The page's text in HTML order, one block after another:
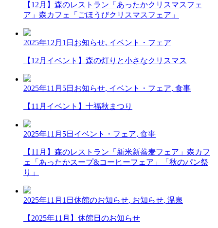
【12月】森のレストラン「あったかクリスマスフェ
ア」森カフェ「ごほうびクリスマスフェア」
2025年12月1日 お知らせ, イベント・フェア
【12月イベント】森の灯りと小さなクリスマス
2025年11月5日 お知らせ, イベント・フェア, 食事
【11月イベント】十福秋まつり
2025年11月5日 イベント・フェア, 食事
【11月】森のレストラン「新米新蕎麦フェア」森カフ
ェ「あったかスープ&コーヒーフェア」「秋のパン祭
り」
2025年11月1日 休館のお知らせ, お知らせ, 温泉
【2025年11月】休館日のお知らせ